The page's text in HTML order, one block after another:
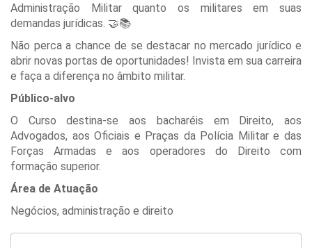
Administração Militar quanto os militares em suas
demandas jurídicas. 🤝📚
Não perca a chance de se destacar no mercado jurídico e
abrir novas portas de oportunidades! Invista em sua carreira
e faça a diferença no âmbito militar.
Público-alvo
O Curso destina-se aos bacharéis em Direito, aos
Advogados, aos Oficiais e Praças da Polícia Militar e das
Forças Armadas e aos operadores do Direito com
formação superior.
Área de Atuação
Negócios, administração e direito